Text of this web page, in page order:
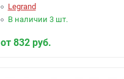
Legrand
В наличии 3 шт.
от 832 руб.